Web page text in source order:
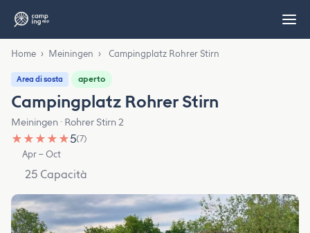
Home › Meiningen › Campingplatz Rohrer Stirn
Area di sosta aperto
Campingplatz Rohrer Stirn
Meiningen · Rohrer Stirn 2
★ ★ ★ ★ ★5(7)
Apr – Oct
25 Capacità